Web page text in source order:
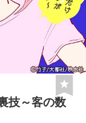
技～客の数